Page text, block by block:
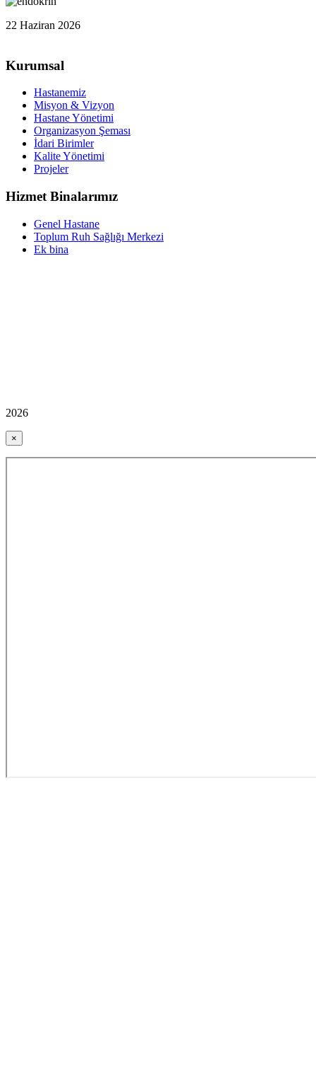
22 Haziran 2026
Kurumsal
Hastanemiz
Misyon & Vizyon
Hastane Yönetimi
Organizasyon Şeması
İdari Birimler
Kalite Yönetimi
Projeler
Hizmet Binalarımız
Genel Hastane
Toplum Ruh Sağlığı Merkezi
Ek bina
2026
×